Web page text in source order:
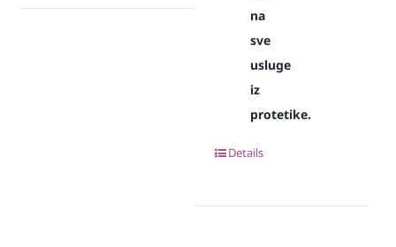
na
sve
usluge
iz
protetike.
Details